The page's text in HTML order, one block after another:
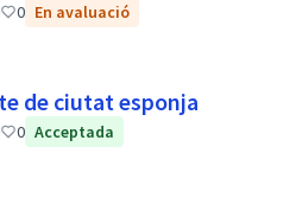
0 En avaluació
de ciutat esponja
0 Acceptada